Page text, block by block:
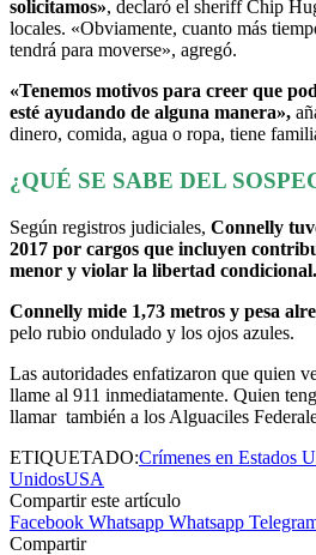
solicitamos», declaró el sheriff Chip
locales. «Obviamente, cuanto más
tendrá para moverse», agregó.
«Tenemos motivos para creer que
esté ayudando de alguna manera»,
dinero, comida, agua o ropa, tiene
¿QUÉ SE SABE DEL
Según registros judiciales, Connelly
2017 por cargos que incluyen
menor y violar la libertad condicional.
Connelly mide 1,73 metros y pesa
pelo rubio ondulado y los ojos azules.
Las autoridades enfatizaron que quien
llame al 911 inmediatamente. Quien
llamar también a los Alguaciles
ETIQUETADO:Crímenes en Estados
UnidosUSA
Compartir este artículo
Facebook Whatsapp Whatsapp
Compartir